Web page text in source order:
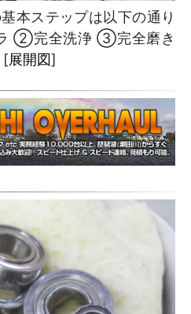
本ステップは以下の通り
②完全洗浄 ③完全磨き
[展開図]